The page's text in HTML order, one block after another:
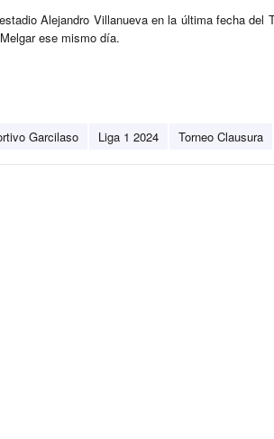
Alejandro Villanueva en la última fecha del
ese mismo día.
Garcilaso Liga 1 2024 Torneo Clausura